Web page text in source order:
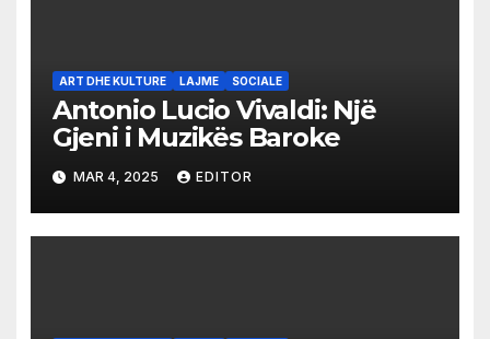
ART DHE KULTURE LAJME SOCIALE
Antonio Lucio Vivaldi: Një
Gjeni i Muzikës Baroke
MAR 4, 2025 EDITOR